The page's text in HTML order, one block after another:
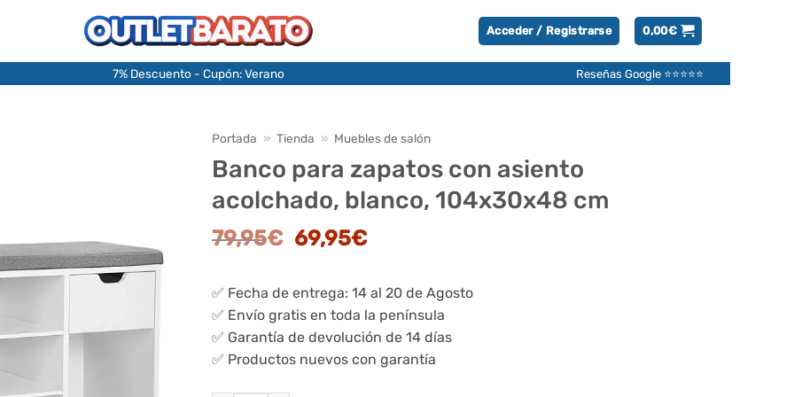
Acceder / Registrarse 0,00€
7% Descuento - Cupón: Verano Reseñas Google ⭐⭐⭐⭐⭐
Portada » Tienda » Muebles de salón
Banco para zapatos con asiento
acolchado, blanco, 104x30x48 cm
79,95€ El
era:
79,95€.
69,95€El
es:
69,95€.
✅ Fecha de entrega: 14 al 20 de Agosto
✅ Envío gratis en toda la península
✅ Garantía de devolución de 14 días
✅ Productos nuevos con garantía